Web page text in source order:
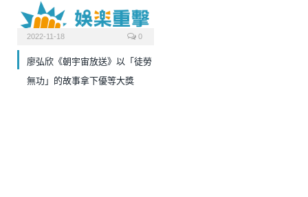
2022-11-18 0
廖弘欣《朝宇宙放送》以「徒勞
無功」的故事拿下優等大獎